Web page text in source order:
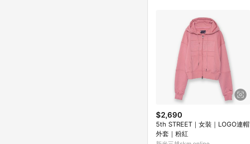
$2,690
5th STREET｜女裝｜LOGO連帽
外套｜粉紅